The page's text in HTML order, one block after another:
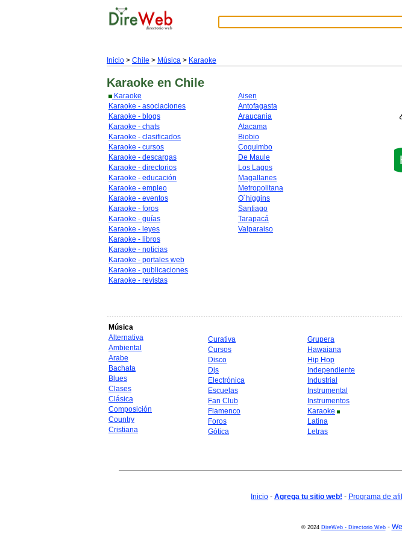
Inicio > Chile > Música > Karaoke
Karaoke en Chile
Karaoke
Karaoke - asociaciones
Karaoke - blogs
Karaoke - chats
Karaoke - clasificados
Karaoke - cursos
Karaoke - descargas
Karaoke - directorios
Karaoke - educación
Karaoke - empleo
Karaoke - eventos
Karaoke - foros
Karaoke - guías
Karaoke - leyes
Karaoke - libros
Karaoke - noticias
Karaoke - portales web
Karaoke - publicaciones
Karaoke - revistas
Aisen
Antofagasta
Araucania
Atacama
Biobio
Coquimbo
De Maule
Los Lagos
Magallanes
Metropolitana
O´higgins
Santiago
Tarapacá
Valparaiso
Música
Alternativa
Ambiental
Arabe
Bachata
Blues
Clases
Clásica
Composición
Country
Cristiana
Curativa
Cursos
Disco
Djs
Electrónica
Escuelas
Fan Club
Flamenco
Foros
Gótica
Grupera
Hawaiana
Hip Hop
Independiente
Industrial
Instrumental
Instrumentos
Karaoke
Latina
Letras
Inicio - Agrega tu sitio web! - Programa de
© 2024 DireWeb - Directorio Web-